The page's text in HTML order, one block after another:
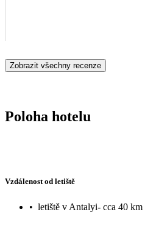
Zobrazit všechny recenze
Poloha hotelu
Vzdálenost od letiště
• letiště v Antalyi- cca 40 km